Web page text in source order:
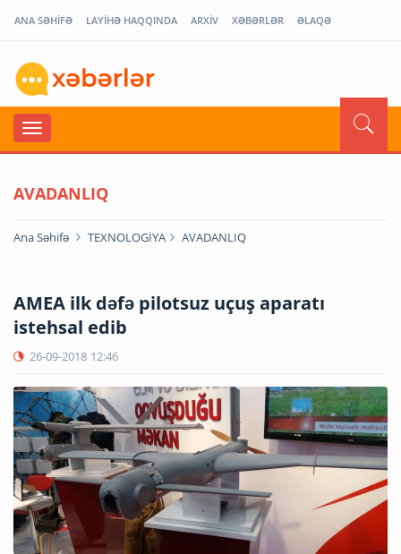
ANA SƏHİFƏ LAYİHƏ HAQQINDA ARXİV XƏBƏRLƏR ƏLAQƏ
AVADANLIQ
Ana Səhifə TEXNOLOGİYA AVADANLIQ
AMEA ilk dəfə pilotsuz uçuş aparatı
istehsal edib
26-09-2018 12:46